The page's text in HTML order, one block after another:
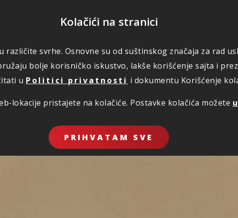
Kolačići na stranici
različite svrhe. Osnovne su od suštinskog značaja za rad
bolje korisničko iskustvo, lakše korišćenje sajta i
u Politici privatnosti i dokumentu Korišćenje
lokacije pristajete na kolačiće. Postavke kolačića možete
PRIHVATAM SVE
ŠTETE KORISNO O NAMA
PLATITE